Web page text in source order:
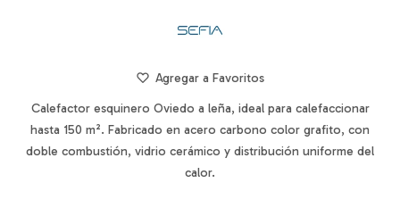
Calefactor esquinero Oviedo a leña, ideal para calefaccionar
hasta 150 m². Fabricado en acero carbono color grafito, con
doble combustión, vidrio cerámico y distribución uniforme del
calor.